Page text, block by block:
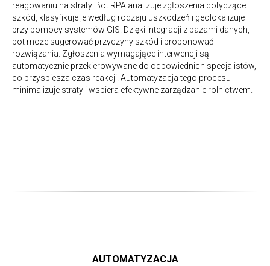
reagowaniu na straty. Bot RPA analizuje zgłoszenia dotyczące
szkód, klasyfikuje je według rodzaju uszkodzeń i geolokalizuje
przy pomocy systemów GIS. Dzięki integracji z bazami danych,
bot może sugerować przyczyny szkód i proponować
rozwiązania. Zgłoszenia wymagające interwencji są
automatycznie przekierowywane do odpowiednich specjalistów,
co przyspiesza czas reakcji. Automatyzacja tego procesu
minimalizuje straty i wspiera efektywne zarządzanie rolnictwem.
AUTOMATYZACJA